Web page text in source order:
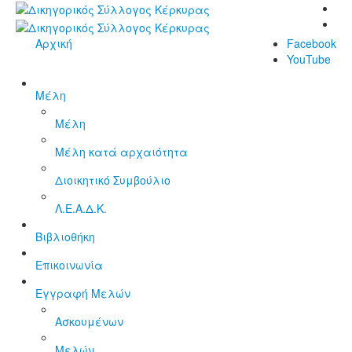
Facebook
YouTube
Αρχική
Μέλη
Μέλη
Μέλη κατά αρχαιότητα
Διοικητικό Συμβούλιο
Λ.Ε.Α.Δ.Κ.
Βιβλιοθήκη
Επικοινωνία
Εγγραφή Μελών
Ασκουμένων